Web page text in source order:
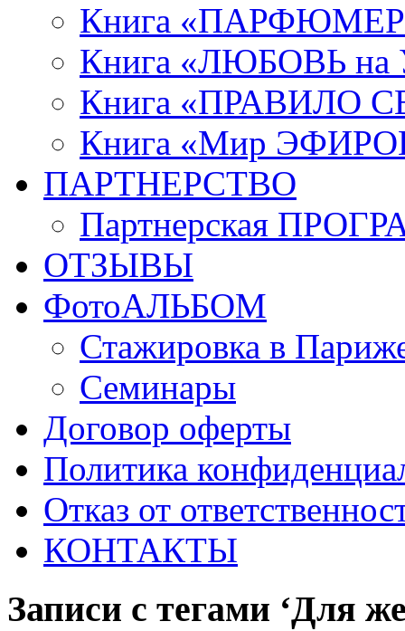
Книга
Книга «ЛЮБОВЬ
Книга «ПРАВИЛО
Книга «Мир
ПАРТНЕРСТВО
Партнерская
ОТЗЫВЫ
ФотоАЛЬБОМ
Стажировка в
Семинары
Договор оферты
Политика
Отказ от
КОНТАКТЫ
Записи с тегами ‘Для